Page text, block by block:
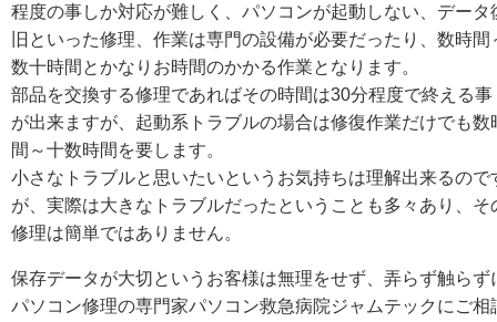
程度の事しか対応が難しく、パソコンが起動しない、データ
旧といった修理、作業は専門の設備が必要だったり、数時間
数十時間とかなりお時間のかかる作業となります。
部品を交換する修理であればその時間は30分程度で終える事
が出来ますが、起動系トラブルの場合は修復作業だけでも数
間～十数時間を要します。
小さなトラブルと思いたいというお気持ちは理解出来るので
が、実際は大きなトラブルだったということも多々あり、そ
修理は簡単ではありません。
保存データが大切というお客様は無理をせず、弄らず触らず
パソコン修理の専門家パソコン救急病院ジャムテックにご相